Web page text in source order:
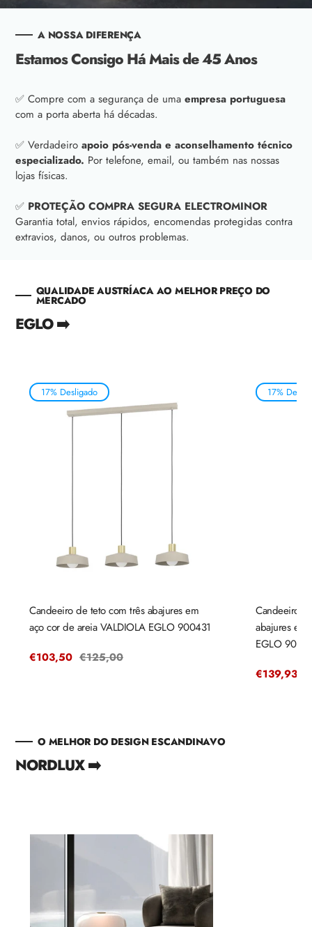
A NOSSA DIFERENÇA
Estamos Consigo Há Mais de 45 Anos
✅ Compre com a segurança de uma empresa portuguesa
com a porta aberta há décadas.
✅ Verdadeiro apoio pós-venda e aconselhamento técnico
especializado. Por telefone, email, ou também nas nossas
lojas físicas.
✅ PROTEÇÃO COMPRA SEGURA ELECTROMINOR
Garantia total, envios rápidos, encomendas protegidas contra
extravios, danos, ou outros problemas.
QUALIDADE AUSTRÍACA AO MELHOR PREÇO DO
MERCADO
EGLO ➡️
17% Desligado
Candeeiro de teto com três abajures em
aço cor de areia VALDIOLA EGLO 900431
Preço
€103,50 Preço
€125,00
17%
Candeeiro
abajures em
EGLO
Preço
€139,93
O MELHOR DO DESIGN ESCANDINAVO
NORDLUX ➡️